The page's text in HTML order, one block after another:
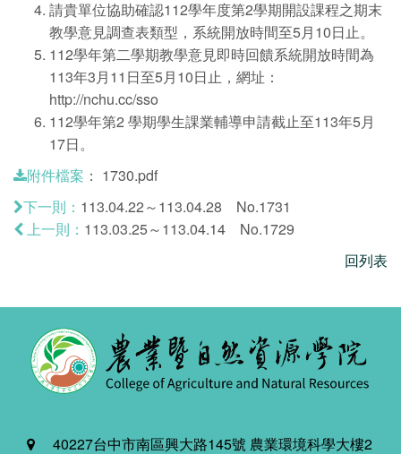
請貴單位協助確認112學年度第2學期開設課程之期末
教學意見調查表類型，系統開放時間至5月10日止。
112學年第二學期教學意見即時回饋系統開放時間為
113年3月11日至5月10日止，網址：
http://nchu.cc/sso
112學年第2 學期學生課業輔導申請截止至113年5月
17日。
附件檔案 ： 1730.pdf
下一則： 113.04.22～113.04.28 No.1731
上一則： 113.03.25～113.04.14 No.1729
回列表
40227台中市南區興大路145號 農業環境科學大樓2